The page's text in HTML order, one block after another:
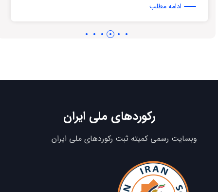
ادامه مطلب
رکوردهای ملی ایران
وبسایت رسمی کمیته ثبت رکوردهای ملی ایران